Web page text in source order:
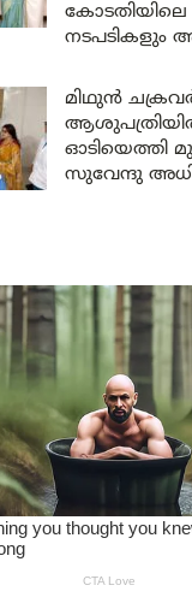
കോടതിയിലെ
നടപടികളും
മിഥുൻ
ഓടിയെത്തി
സുവേന്ദു